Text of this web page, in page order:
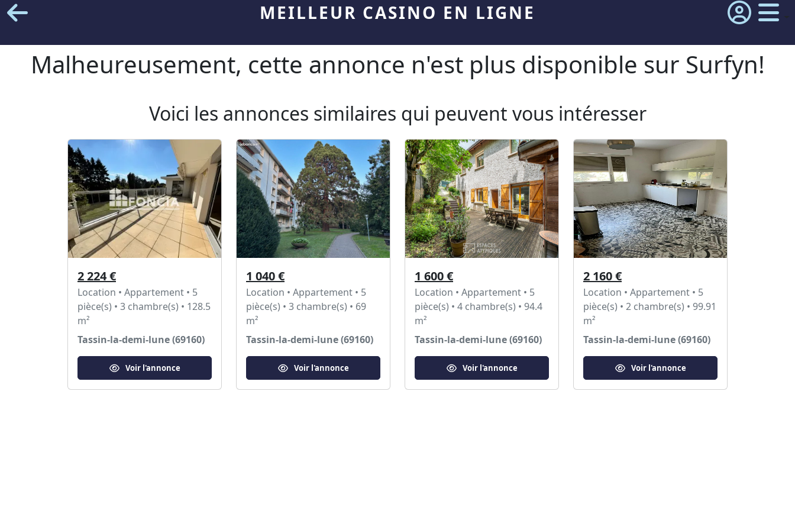
MEILLEUR CASINO EN LIGNE
Malheureusement, cette annonce n'est plus disponible sur Surfyn!
Voici les annonces similaires qui peuvent vous intéresser
2 224 €
Location • Appartement • 5
pièce(s) • 3 chambre(s) • 128.5
m²
Tassin-la-demi-lune (69160)
Voir l'annonce
1 040 €
Location • Appartement • 5
pièce(s) • 3 chambre(s) • 69
m²
Tassin-la-demi-lune (69160)
Voir l'annonce
1 600 €
Location • Appartement • 5
pièce(s) • 4 chambre(s) • 94.4
m²
Tassin-la-demi-lune (69160)
Voir l'annonce
2 160 €
Location • Appartement • 5
pièce(s) • 2 chambre(s) • 99.91
m²
Tassin-la-demi-lune (69160)
Voir l'annonce